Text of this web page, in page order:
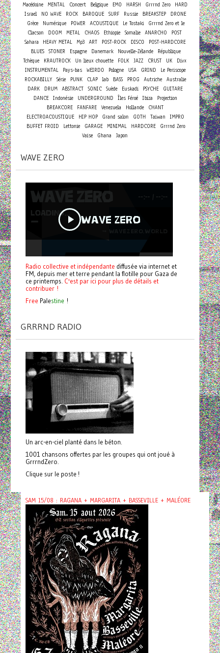
Macédoine MENTAL Concert Belgique EMO HARSH Grrrnd Zero
HARD
Israel
NO WAVE ROCK BAROQUE SURF Russie BREAKSTEP
DRONE
Grèce
Numérique POWER ACOUSTIQUE Le Tostaki
Grrrnd Zero et le
Clacson
DOOM METAL CHAOS Ethiopie Somalie ANARCHO
POST
Sahara
HEAVY METAL Mp3 ART POST-ROCK DISCO
POST-HARDCORE
BLUES
STONER Espagne Danemark Nouvelle-Zélande
République
Tchèque
KRAUTROCK Un lieux chouette FOLK JAZZ CRUST UK
Divx
INSTRUMENTAL
Pays-bas WEIRDO Pologne USA GRIND
Le Periscope
ROCKABILLY
Série PUNK CLAP lab BASS PROG Autriche
Australie
DARK
DRUM ABSTRACT SONIC Suède Euskadi PSYCHE
GUITARE
DANCE
Indonésie UNDERGROUND Îles Féroé Ibiza
Projection
BREAKCORE
FANFARE Venezuela Hollande
CHANT
ELECTROACOUSTIQUE
HIP HOP Grand salon GOTH Taiwan
IMPRO
BUFFET FROID
Lettonie GARAGE MINIMAL HARDCORE
Grrrnd Zero
Vaise
Ghana Japon
WAVE ZERO
Radio collective et indépendante diffusée via internet et
FM, depuis mer et terre pendant la flotille pour Gaza de
ce printemps. C'est par ici pour plus de détails et
contribuer !
Free Palestine !
GRRRND RADIO
Un arc-en-ciel planté dans le béton.
1001 chansons offertes par les groupes qui ont joué à
GrrrndZero.
Clique sur le poste !
SAM 15/08 : RAGANA + MARGARITA + BASSEVILLE + MALÉORE